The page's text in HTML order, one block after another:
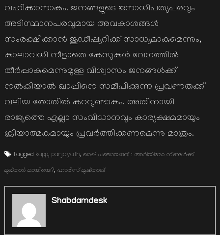
വഹിക്കാനാകും. ജനങ്ങളുടെ ജനാധിപത്യപരവും
അടിസ്ഥാനപരവുമായ അവകാശങ്ങൾ
സംരക്ഷിക്കാൻ ജുഡീഷ്യറിക്ക് സാധ്യമാകുമെന്നും,
കാലാവധി നീളാതെ കേസുകൾ വേഗത്തിൽ
തീർപ്പാകുമെന്നുമുള്ള വിശ്വാസം ജനങ്ങൾക്ക്
നൽകിയാൽ ഖാപ്പിനെ സമീപിക്കുന്ന പ്രവണതക്ക്
വലിയ തോതിൽ കുറവുണ്ടാകും. അതിനായി
രാജ്യത്തെ എല്ലാ സംവിധാനവും കാര്യക്ഷമമായും
ക്രിയാത്മകമായും പ്രവർത്തിക്കണമെന്നു മാത്രം.
Tagged kapp, panjayath, ഖാപ്പ് പഞ്ചായത്ത് : അറിയിമോ നിങ്ങള്‍ക്ക്
മുഖ്താര്‍ മായിയെ?, ഹാരിസ് മുഷ്താഖ്
Shabdamdesk